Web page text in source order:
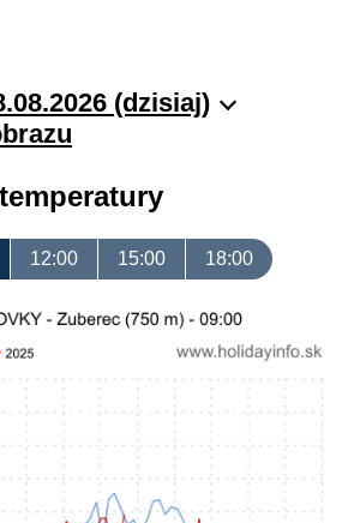
(dzisiaj)
12:00 15:00 18:00